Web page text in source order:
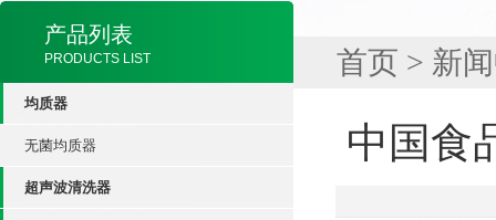
产品列表
PRODUCTS LIST
均质器
无菌均质器
超声波清洗器
首页 > 新
中国食